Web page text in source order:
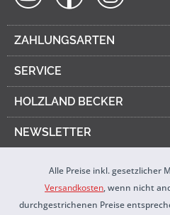
ZAHLUNGSARTEN
SERVICE
HOLZLAND BECKER
NEWSLETTER
Alle Preise inkl. gesetzlicher
Versandkosten, wenn nicht
durchgestrichenen Preise